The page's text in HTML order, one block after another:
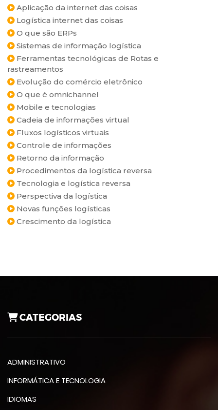
Aplicação da internet das coisas
Logística internet das coisas
O que são ERPs
Sistemas de informação logística
Ferramentas tecnológicas de Rotas e
rastreamentos
Evolução do comércio eletrônico
O que é omnichannel
Mobile e tecnologias
Cadeia de informações virtual
Fluxos logísticos virtuais
Controle de informações
Retorno da informação
Procedimentos da logística reversa
Tecnologia e logística reversa
Perspectiva da logística
Novas funções logísticas
Crescimento da logística
CATEGORIAS
ADMINISTRATIVO
INFORMÁTICA E TECNOLOGIA
IDIOMAS